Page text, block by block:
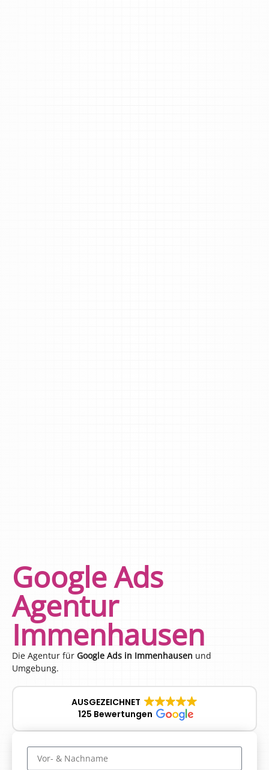
Google Ads
Agentur
Immenhausen
Die Agentur für Google Ads in Immenhausen und
Umgebung.
AUSGEZEICHNET
125 Bewertungen